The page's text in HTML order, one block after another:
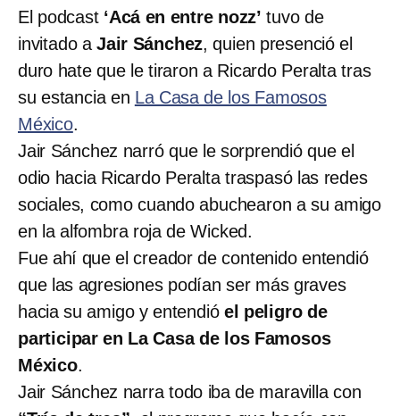
El podcast ‘Acá en entre nozz’ tuvo de
invitado aJair Sánchez, quien presenció el
duro hate que le tiraron a Ricardo Peralta tras
su estancia en La Casa de los Famosos
México.
Jair Sánchez narró que le sorprendió que el
odio hacia Ricardo Peralta traspasó las redes
sociales, como cuando abuchearon a su amigo
en la alfombra roja de Wicked.
Fue ahí que el creador de contenido entendió
que las agresiones podían ser más graves
hacia su amigo y entendió el peligro de
participar en La Casa de los Famosos
México.
Jair Sánchez narra todo iba de maravilla con